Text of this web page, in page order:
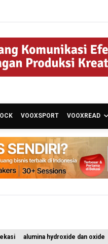
VOOXSPORT VOOXREAD
Ditahan Imbang Singapura 1-1
alumina hydroxide dan oxide